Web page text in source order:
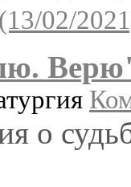
02/
о